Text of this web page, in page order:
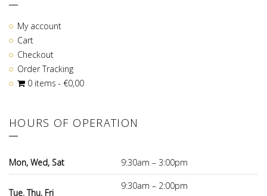
My account
Cart
Checkout
Order Tracking
0 items
€0,00
HOURS OF OPERATION
Mon, Wed, Sat 9:30am – 3:00pm
Tue. Thu, Fri
9:30am – 2:00pm